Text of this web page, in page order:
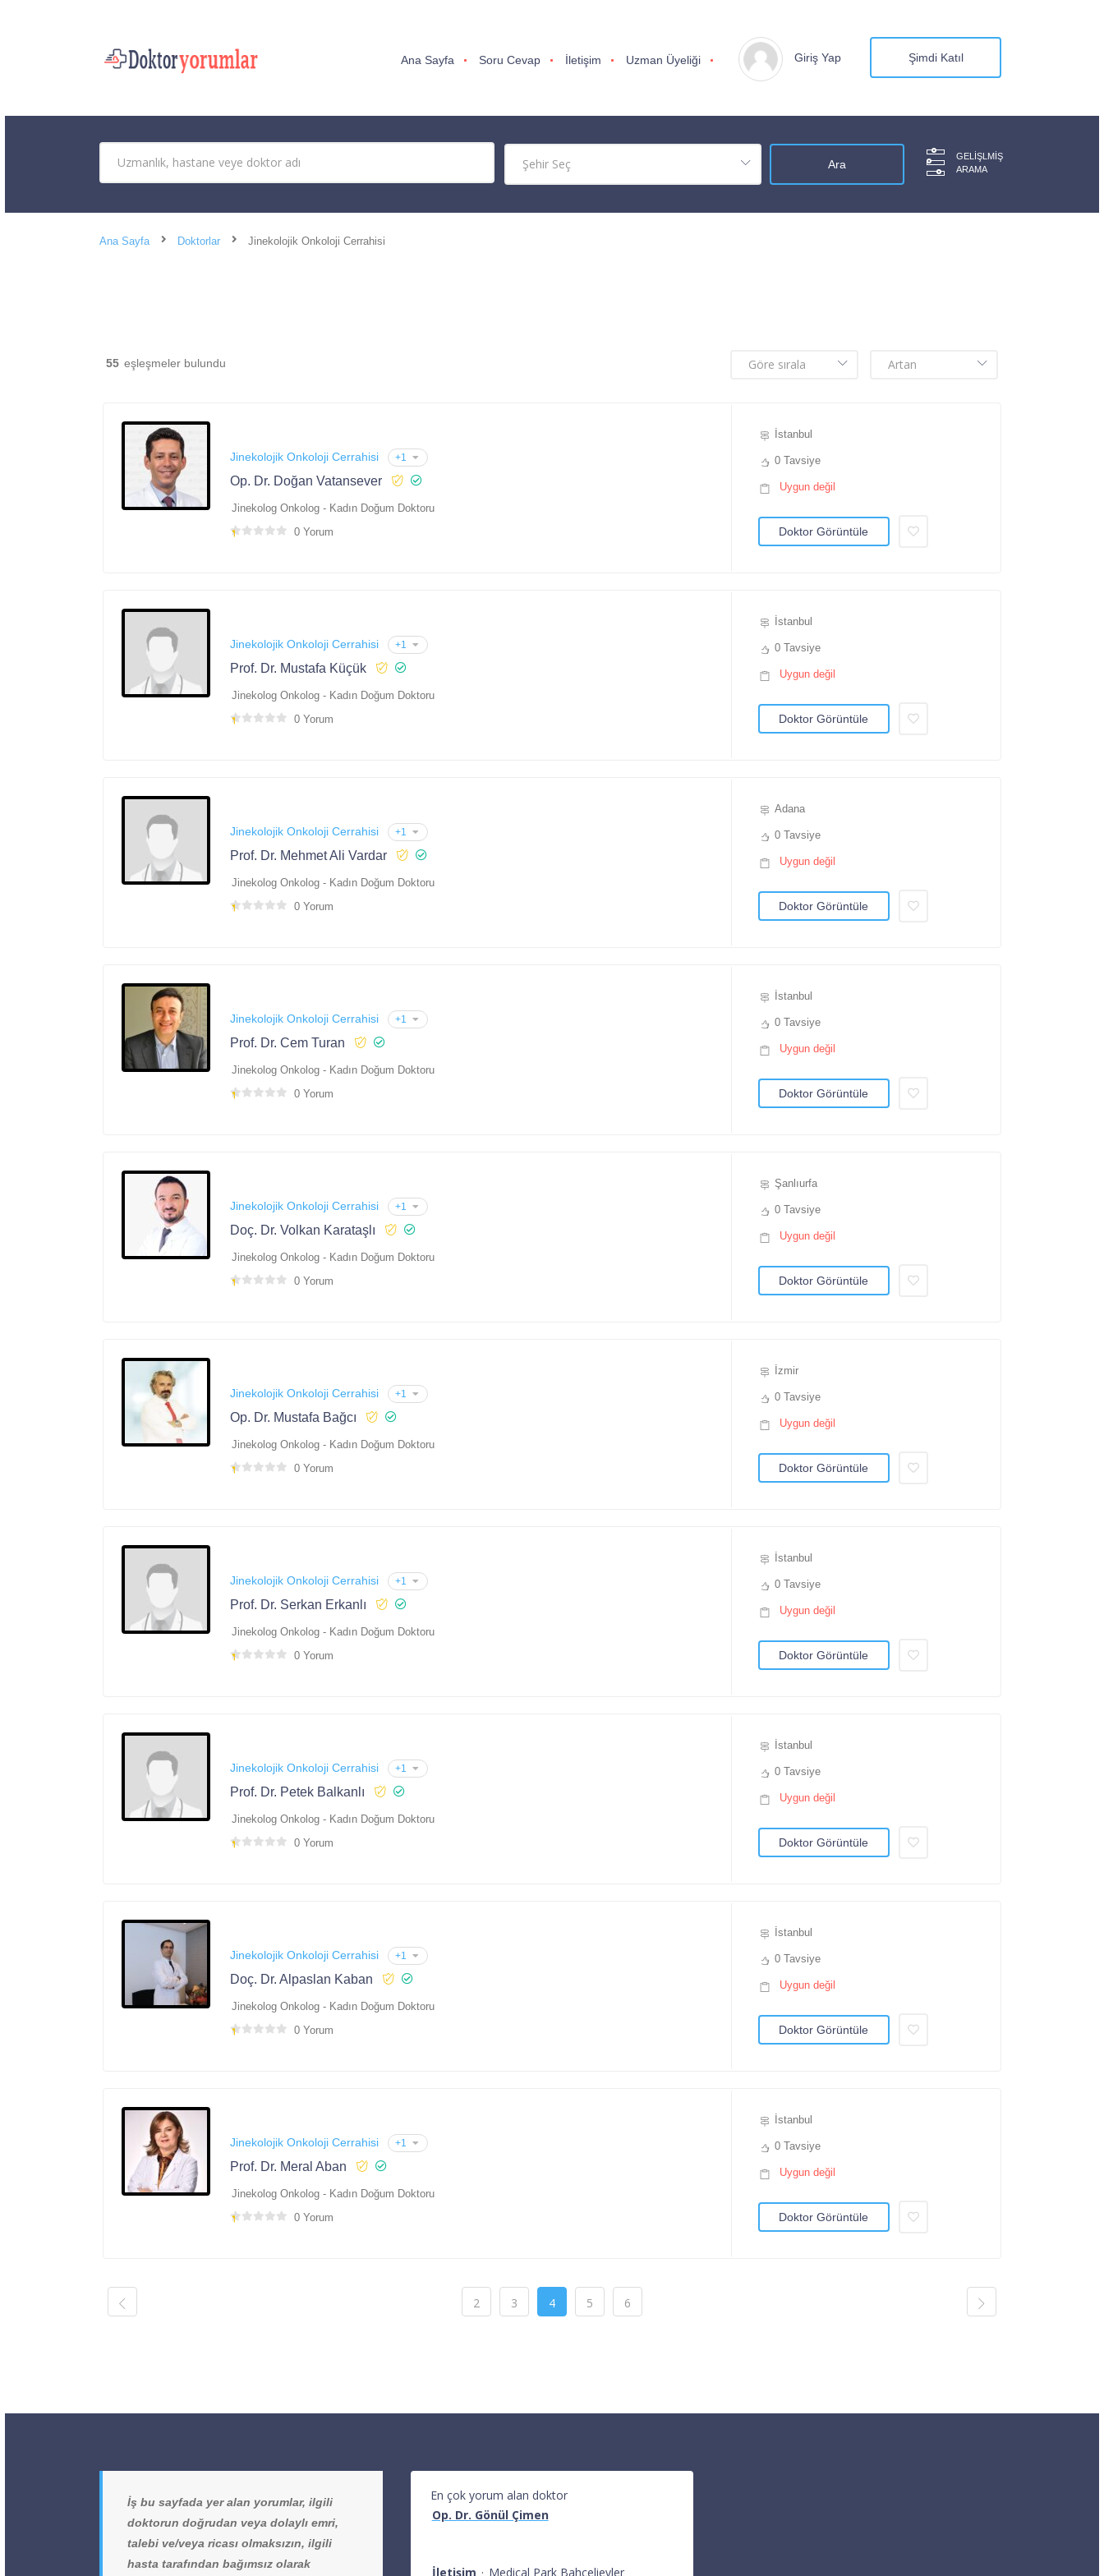
Ana Sayfa Soru Cevap İletişim Uzman Üyeliği Giriş Yap Şimdi Katıl
GELIŞLMIŞ
ARAMA
Ana Sayfa Doktorlar Jinekolojik Onkoloji Cerrahisi
55 eşleşmeler bulundu
Jinekolojik Onkoloji Cerrahisi +1
Op. Dr. Doğan Vatansever
Jinekolog Onkolog - Kadın Doğum Doktoru
0 Yorum
İstanbul
0 Tavsiye
Uygun değil
Doktor Görüntüle
Jinekolojik Onkoloji Cerrahisi +1
Prof. Dr. Mustafa Küçük
Jinekolog Onkolog - Kadın Doğum Doktoru
0 Yorum
İstanbul
0 Tavsiye
Uygun değil
Doktor Görüntüle
Jinekolojik Onkoloji Cerrahisi +1
Prof. Dr. Mehmet Ali Vardar
Jinekolog Onkolog - Kadın Doğum Doktoru
0 Yorum
Adana
0 Tavsiye
Uygun değil
Doktor Görüntüle
Jinekolojik Onkoloji Cerrahisi +1
Prof. Dr. Cem Turan
Jinekolog Onkolog - Kadın Doğum Doktoru
0 Yorum
İstanbul
0 Tavsiye
Uygun değil
Doktor Görüntüle
Jinekolojik Onkoloji Cerrahisi +1
Doç. Dr. Volkan Karataşlı
Jinekolog Onkolog - Kadın Doğum Doktoru
0 Yorum
Şanlıurfa
0 Tavsiye
Uygun değil
Doktor Görüntüle
Jinekolojik Onkoloji Cerrahisi +1
Op. Dr. Mustafa Bağcı
Jinekolog Onkolog - Kadın Doğum Doktoru
0 Yorum
İzmir
0 Tavsiye
Uygun değil
Doktor Görüntüle
Jinekolojik Onkoloji Cerrahisi +1
Prof. Dr. Serkan Erkanlı
Jinekolog Onkolog - Kadın Doğum Doktoru
0 Yorum
İstanbul
0 Tavsiye
Uygun değil
Doktor Görüntüle
Jinekolojik Onkoloji Cerrahisi +1
Prof. Dr. Petek Balkanlı
Jinekolog Onkolog - Kadın Doğum Doktoru
0 Yorum
İstanbul
0 Tavsiye
Uygun değil
Doktor Görüntüle
Jinekolojik Onkoloji Cerrahisi +1
Doç. Dr. Alpaslan Kaban
Jinekolog Onkolog - Kadın Doğum Doktoru
0 Yorum
İstanbul
0 Tavsiye
Uygun değil
Doktor Görüntüle
Jinekolojik Onkoloji Cerrahisi +1
Prof. Dr. Meral Aban
Jinekolog Onkolog - Kadın Doğum Doktoru
0 Yorum
İstanbul
0 Tavsiye
Uygun değil
Doktor Görüntüle
2 3 4 5 6
İş bu sayfada yer alan yorumlar, ilgili
doktorun doğrudan veya dolaylı emri,
talebi ve/veya ricası olmaksızın, ilgili
hasta tarafından bağımsız olarak
En çok yorum alan doktor
Op. Dr. Gönül Çimen
İletişim · Medical Park Bahçelievler